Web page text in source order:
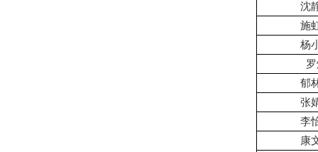
沈
施
杨
郁
张
李
康